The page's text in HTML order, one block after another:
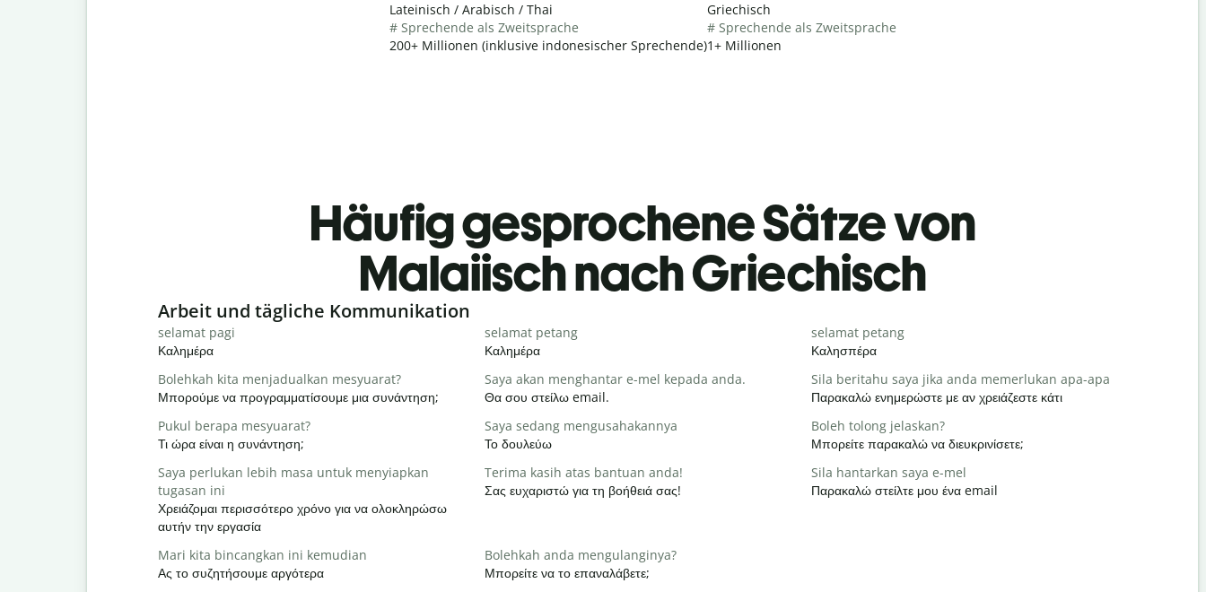
Lateinisch / Arabisch / Thai
# Sprechende als Zweitsprache
200+ Millionen (inklusive indonesischer Sprechende)
Griechisch
# Sprechende als Zweitsprache
1+ Millionen
Häufig gesprochene Sätze von
Malaiisch nach Griechisch
Slide 1 of 6
Arbeit und tägliche Kommunikation
selamat pagi
Καλημέρα
selamat petang
Καλημέρα
selamat petang
Καλησπέρα
Bolehkah kita menjadualkan mesyuarat?
Μπορούμε να προγραμματίσουμε μια συνάντηση;
Saya akan menghantar e-mel kepada anda.
Θα σου στείλω email.
Sila beritahu saya jika anda memerlukan apa-apa
Παρακαλώ ενημερώστε με αν χρειάζεστε κάτι
Pukul berapa mesyuarat?
Τι ώρα είναι η συνάντηση;
Saya sedang mengusahakannya
Το δουλεύω
Boleh tolong jelaskan?
Μπορείτε παρακαλώ να διευκρινίσετε;
Saya perlukan lebih masa untuk menyiapkan
tugasan ini
Χρειάζομαι περισσότερο χρόνο για να ολοκληρώσω
αυτήν την εργασία
Terima kasih atas bantuan anda!
Σας ευχαριστώ για τη βοήθειά σας!
Sila hantarkan saya e-mel
Παρακαλώ στείλτε μου ένα email
Mari kita bincangkan ini kemudian
Ας το συζητήσουμε αργότερα
Bolehkah anda mengulanginya?
Μπορείτε να το επαναλάβετε;